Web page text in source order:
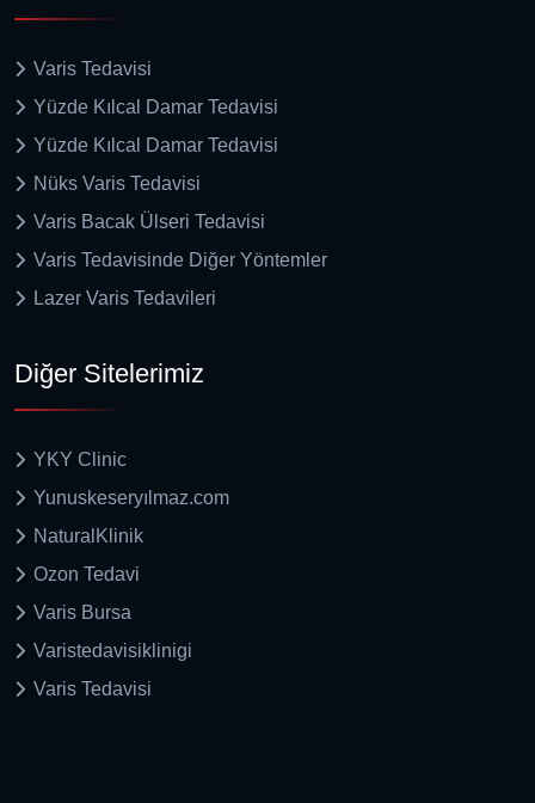
Varis Tedavisi
Yüzde Kılcal Damar Tedavisi
Yüzde Kılcal Damar Tedavisi
Nüks Varis Tedavisi
Varis Bacak Ülseri Tedavisi
Varis Tedavisinde Diğer Yöntemler
Lazer Varis Tedavileri
Diğer Sitelerimiz
YKY Clinic
Yunuskeseryılmaz.com
NaturalKlinik
Ozon Tedavi
Varis Bursa
Varistedavisiklinigi
Varis Tedavisi